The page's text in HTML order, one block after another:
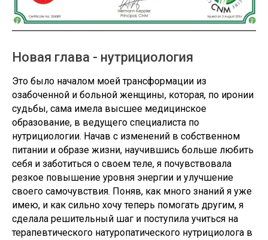
Новая глава - нутрициология
Это было началом моей трансформации из
озабоченной и больной женщины, которая, по иронии
судьбы, сама имела высшее медицинское
образование, в ведущего специалиста по
нутрициологии. Начав с изменений в собственном
питании и образе жизни, научившись больше любить
себя и заботиться о своем теле, я почувствовала
резкое повышение уровня энергии и улучшение
своего самочувствия. Поняв, как много знаний я уже
имею, и как сильно хочу теперь помогать другим, я
сделала решительный шаг и поступила учиться на
терапевтического натуропатического нутрициолога в